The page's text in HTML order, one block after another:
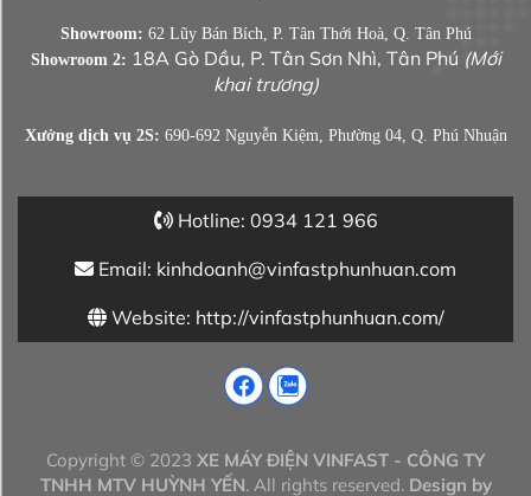
Showroom: 62 Lũy Bán Bích, P. Tân Thới Hoà, Q. Tân Phú
Showroom 2: 18A Gò Dầu, P. Tân Sơn Nhì, Tân Phú (Mới
khai trương)
Xưởng dịch vụ 2S: 690-692 Nguyễn Kiệm, Phường 04, Q. Phú Nhuận
Hotline: 0934 121 966
Email: kinhdoanh@vinfastphunhuan.com
Website: http://vinfastphunhuan.com/
Copyright © 2023 XE MÁY ĐIỆN VINFAST - CÔNG TY
TNHH MTV HUỲNH YẾN. All rights reserved. Design by